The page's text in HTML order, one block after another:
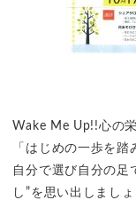
Wake Me Up!!心の
「はじめの一歩を踏
自分で選び自分の足
し”を思い出しましょ